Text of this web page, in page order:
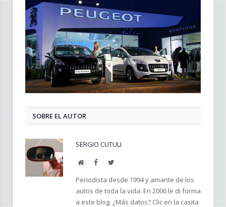
SOBRE EL AUTOR
SERGIO CUTULI
Web FacebookTwitter
Periodista desde 1994 y amante de los
autos de toda la vida. En 2006 le di forma
a este blog. ¿Más datos? Clic en la casita